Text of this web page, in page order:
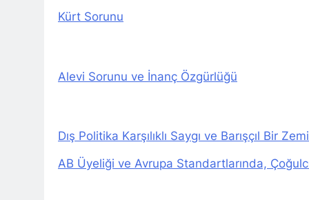
HAK-PAR
Dünya Anadil
1 Yıl Ago
HAK-PAR
Kürt Sorunu
Alevi Sorunu ve İnanç Özgürlüğü
Dış Politika Karşılıklı Saygı ve Barışçıl Bir
AB Üyeliği ve Avrupa Standartlarında,